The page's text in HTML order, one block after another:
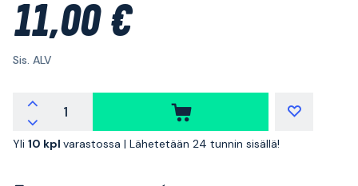
11,00 €
Sis. ALV
Yli 10 kpl varastossa | Lähetetään 24 tunnin sisällä!